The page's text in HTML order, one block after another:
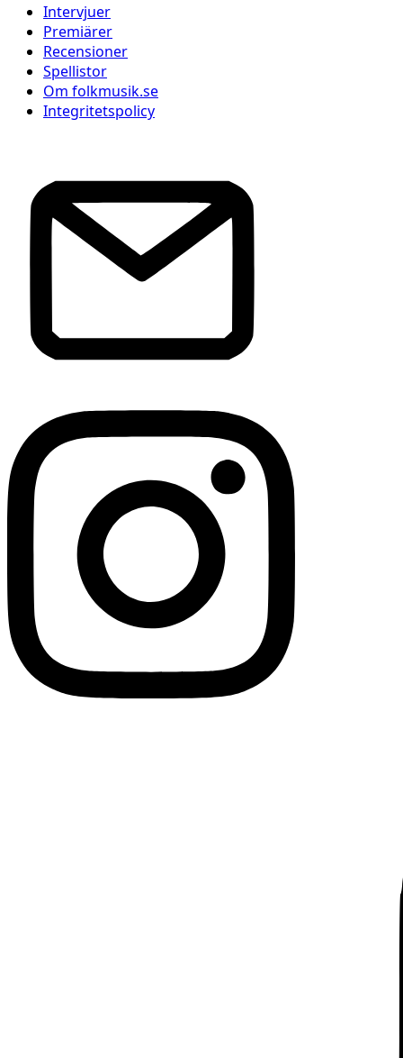
Intervjuer
Premiärer
Recensioner
Spellistor
Om folkmusik.se
Integritetspolicy